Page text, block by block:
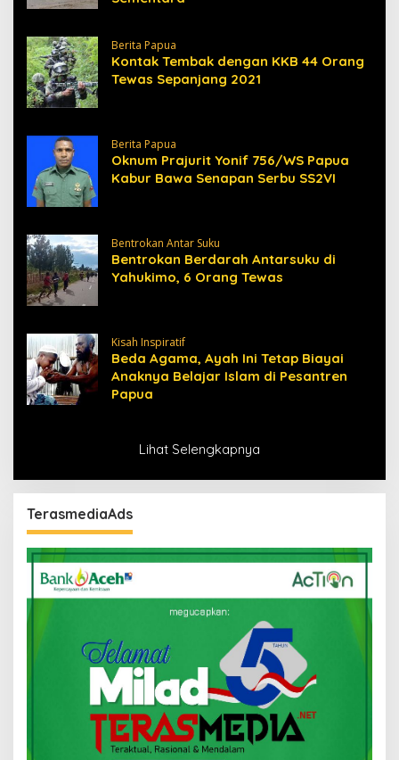
Berita Papua
Kontak Tembak dengan KKB 44 Orang
Tewas Sepanjang 2021
Berita Papua
Oknum Prajurit Yonif 756/WS Papua
Kabur Bawa Senapan Serbu SS2VI
Bentrokan Antar Suku
Bentrokan Berdarah Antarsuku di
Yahukimo, 6 Orang Tewas
Kisah Inspiratif
Beda Agama, Ayah Ini Tetap Biayai
Anaknya Belajar Islam di Pesantren
Papua
Lihat Selengkapnya
TerasmediaAds